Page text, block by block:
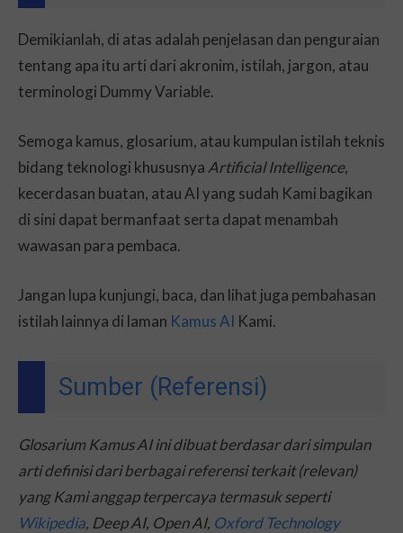
Demikianlah, di atas adalah penjelasan dan penguraian
tentang apa itu arti dari akronim, istilah, jargon, atau
terminologi Dummy Variable.
Semoga kamus, glosarium, atau kumpulan istilah teknis
bidang teknologi khususnya Artificial Intelligence,
kecerdasan buatan, atau AI yang sudah Kami bagikan
di sini dapat bermanfaat serta dapat menambah
wawasan para pembaca.
Jangan lupa kunjungi, baca, dan lihat juga pembahasan
istilah lainnya di laman Kamus AI Kami.
Sumber (Referensi)
Glosarium Kamus AI ini dibuat berdasar dari simpulan
arti definisi dari berbagai referensi terkait (relevan)
yang Kami anggap terpercaya termasuk seperti
Wikipedia, Deep AI, Open AI, Oxford Technology